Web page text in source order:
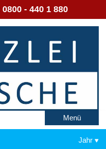
0800 - 440 1 880
Menü
Jahr